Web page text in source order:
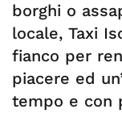
borghi o
locale, Taxi
fianco per
piacere ed
tempo e con